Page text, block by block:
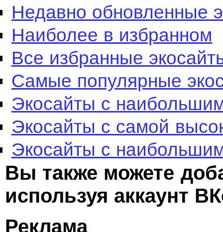
Недавно обновленные
Наиболее в избранном
Все избранные
Самые популярные
Экосайты с
Экосайты с самой
Экосайты с
Вы также можете
используя аккаунт
Реклама